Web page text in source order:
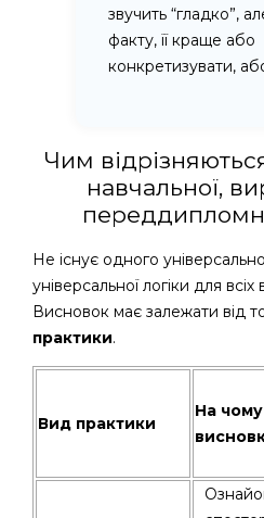
звучить “гладко”,
факту, її краще або
конкретизувати,
Чим
навчальної,
Не існує одного
універсальної логіки для
Висновок має залежати від
практики.
Вид практики
На